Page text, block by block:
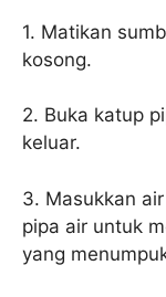
1. Matikan
kosong.
2. Buka katup
keluar.
3. Masukkan
pipa air untuk
yang